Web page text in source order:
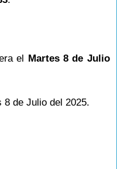
el Martes 8 de Julio
de Julio del 2025.